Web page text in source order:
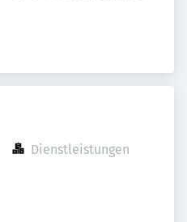
Dienstleistungen